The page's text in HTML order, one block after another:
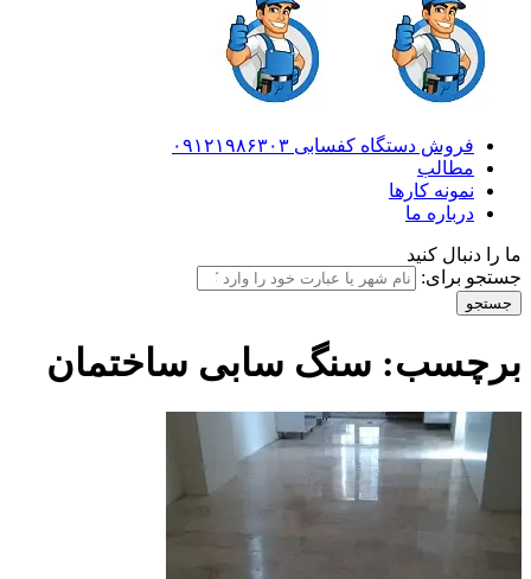
فروش دستگاه کفسابی ۰۹۱۲۱۹۸۶۳۰۳
مطالب
نمونه کارها
درباره ما
ما را دنبال کنید
جستجو برای:
برچسب: سنگ سابی ساختمان